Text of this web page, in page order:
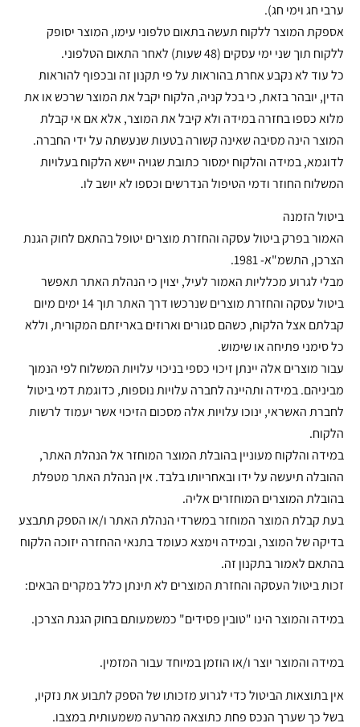
ערבי חג וימי חג).
אספקת המוצר ללקוח תעשה בתאום טלפוני עימו, המוצר יסופק
ללקוח תוך שני ימי עסקים (48 שעות) לאחר התאום הטלפוני.
כל עוד לא נקבע אחרת בהוראות על פי תקנון זה ובכפוף להוראות
הדין, יובהר בזאת, כי בכל קניה, הלקוח יקבל את המוצר שרכש או את
מלוא כספו בחזרה במידה ולא קיבל את המוצר, אלא אם אי קבלת
המוצר הינה מסיבה שאינה קשורה בטעות שנעשתה על ידי החברה.
לדוגמא, במידה והלקוח ימסור כתובת שגויה יישא הלקוח בעלויות
המשלוח החוזר ודמי הטיפול הנדרשים וכספו לא יושב לו.
ביטול הזמנה
האמור בפרק ביטול עסקה והחזרת מוצרים יטופל בהתאם לחוק הגנת
הצרכן, התשמ"א- 1981.
מבלי לגרוע מכלליות האמור לעיל, יצוין כי הנהלת האתר תאפשר
ביטול עסקה והחזרת מוצרים שנרכשו דרך האתר תוך 14 ימים מיום
קבלתם אצל הלקוח, כשהם סגורים וארוזים באריזתם המקורית, וללא
כל סימני פתיחה או שימוש.
עבור מוצרים אלה יינתן זיכוי כספי בניכוי עלויות המשלוח לפי הנמוך
מביניהם. במידה ותהיינה לחברה עלויות נוספות, כדוגמת דמי ביטול
לחברת האשראי, ינוכו עלויות אלה מסכום הזיכוי אשר יעמוד לרשות
הלקוח.
במידה והלקוח מעוניין בהובלת המוצר המוחזר אל הנהלת האתר,
ההובלה תיעשה על ידו ובאחריותו בלבד. אין הנהלת האתר מטפלת
בהובלת המוצרים המוחזרים אליה.
בעת קבלת המוצר המוחזר במשרדי הנהלת האתר ו/או הספק תתבצע
בדיקה של המוצר, ובמידה וימצא כעומד בתנאי ההחזרה יזוכה הלקוח
בהתאם לאמור בתקנון זה.
זכות ביטול העסקה והחזרת המוצרים לא תינתן כלל במקרים הבאים:
במידה והמוצר הינו "טובין פסידים" כמשמעותם בחוק הגנת הצרכן.
במידה והמוצר יוצר ו/או הוזמן במיוחד עבור המזמין.
אין בתוצאות הביטול כדי לגרוע מזכותו של הספק לתבוע את נזקיו,
בשל כך שערך הנכס פחת כתוצאה מהרעה משמעותית במצבו.